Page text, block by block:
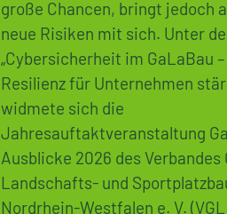
große Chancen, bringt jedoch
neue Risiken mit sich. Unter
„Cybersicherheit im GaLaBau
Resilienz für Unternehmen
widmete sich die
Jahresauftaktveranstaltung
Ausblicke 2026 des Verbandes
Landschafts- und
Nordrhein-Westfalen e. V.